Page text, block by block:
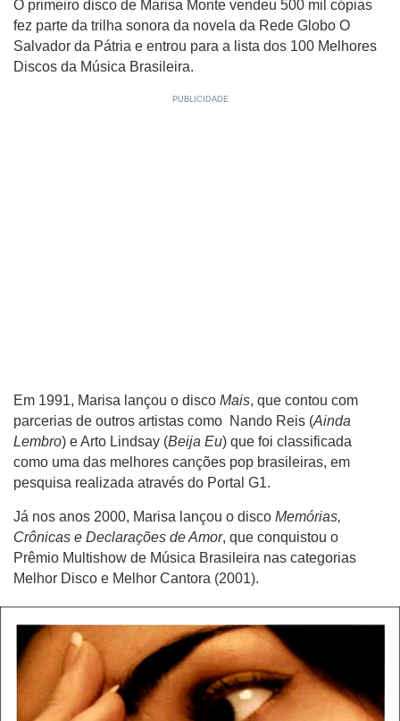
O primeiro disco de Marisa Monte vendeu 500 mil cópias
fez parte da trilha sonora da novela da Rede Globo O
Salvador da Pátria e entrou para a lista dos 100 Melhores
Discos da Música Brasileira.
Em 1991, Marisa lançou o disco Mais, que contou com
parcerias de outros artistas como Nando Reis (Ainda
Lembro) e Arto Lindsay (Beija Eu) que foi classificada
como uma das melhores canções pop brasileiras, em
pesquisa realizada através do Portal G1.
Já nos anos 2000, Marisa lançou o disco Memórias,
Crônicas e Declarações de Amor, que conquistou o
Prêmio Multishow de Música Brasileira nas categorias
Melhor Disco e Melhor Cantora (2001).